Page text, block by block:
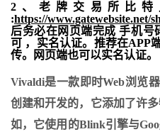
2、老牌交易所比特
:https://www.gatewebsite.net/
后务必在网页端完成 手机号
可 ，实名认证。推荐在APP
传。网页端也可以实名认证。
Vivaldi是一款即时Web浏览器
创建和开发的，它添加了许
如，它使用的Blink引擎与